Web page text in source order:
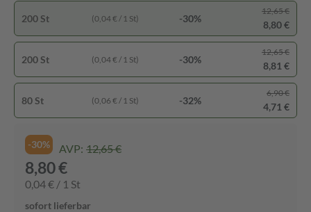
200 St (0,04 € / 1 St) -30%
12,65 €
8,80 €
200 St (0,04 € / 1 St) -30%
12,65 €
8,81 €
80 St (0,06 € / 1 St) -32%
6,90 €
4,71 €
-30% AVP: 12,65 €
8,80 €
0,04 € / 1 St
sofort lieferbar